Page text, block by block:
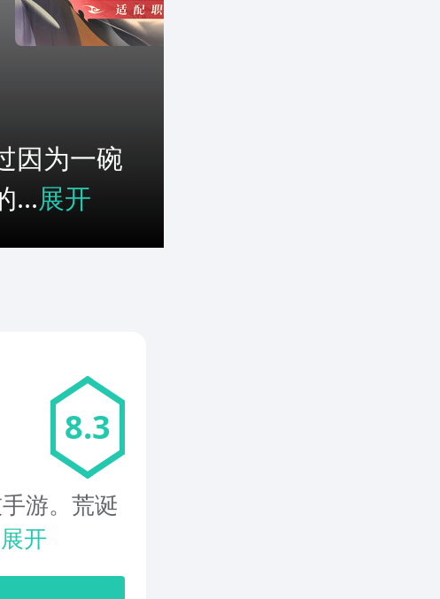
为一碗
...展开
8.3
游。荒诞
展开